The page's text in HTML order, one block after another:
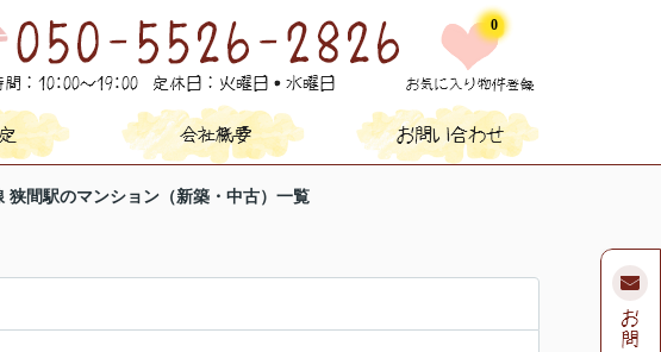
0
狭間駅のマンション（新築・中古）一覧